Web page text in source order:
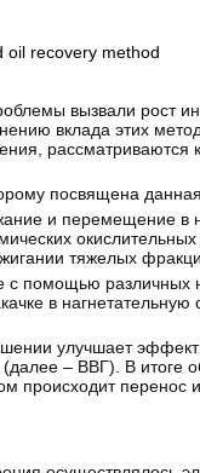
oil recovery method
вызвали рост
вклада этих
посвящена данная
и перемещение
тяжелых
помощью различных
в
улучшает
– ВВГ). В итоге
перенос